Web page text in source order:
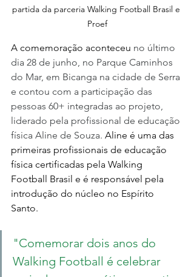
partida da parceria Walking Football Brasil e
Proef
A comemoração aconteceu no último
dia 28 de junho, no Parque Caminhos
do Mar, em Bicanga na cidade de Serra
e contou com a participação das
pessoas 60+ integradas ao projeto,
liderado pela profissional de educação
física Aline de Souza. Aline é uma das
primeiras profissionais de educação
física certificadas pela Walking
Football Brasil e é responsável pela
introdução do núcleo no Espírito
Santo.
"Comemorar dois anos do
Walking Football é celebrar